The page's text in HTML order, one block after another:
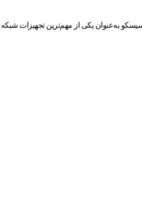
یکی از مهم‌ترین تجهیزات شبکه